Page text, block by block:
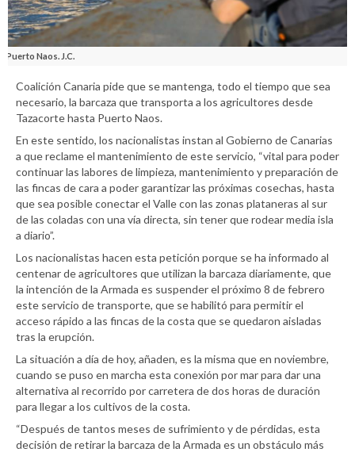
Puerto Naos. J.C.
Coalición Canaria pide que se mantenga, todo el tiempo que sea
necesario, la barcaza que transporta a los agricultores desde
Tazacorte hasta Puerto Naos.
En este sentido, los nacionalistas instan al Gobierno de Canarias
a que reclame el mantenimiento de este servicio, “vital para poder
continuar las labores de limpieza, mantenimiento y preparación de
las fincas de cara a poder garantizar las próximas cosechas, hasta
que sea posible conectar el Valle con las zonas plataneras al sur
de las coladas con una vía directa, sin tener que rodear media isla
a diario”.
Los nacionalistas hacen esta petición porque se ha informado al
centenar de agricultores que utilizan la barcaza diariamente, que
la intención de la Armada es suspender el próximo 8 de febrero
este servicio de transporte, que se habilitó para permitir el
acceso rápido a las fincas de la costa que se quedaron aisladas
tras la erupción.
La situación a día de hoy, añaden, es la misma que en noviembre,
cuando se puso en marcha esta conexión por mar para dar una
alternativa al recorrido por carretera de dos horas de duración
para llegar a los cultivos de la costa.
“Después de tantos meses de sufrimiento y de pérdidas, esta
decisión de retirar la barcaza de la Armada es un obstáculo más